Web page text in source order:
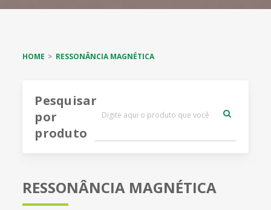
HOME RESSONÂNCIA MAGNÉTICA
Pesquisar
por
produto
RESSONÂNCIA MAGNÉTICA